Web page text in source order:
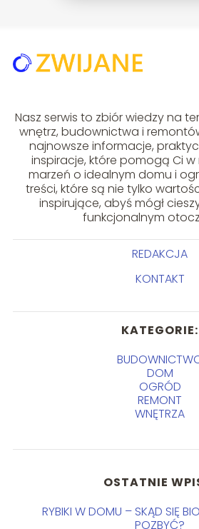
Nasz serwis to zbiór wiedzy na
wnętrz, budownictwa i
najnowsze informacje,
inspiracje, które pomogą Ci w
marzeń o idealnym domu i
treści, które są nie tylko
inspirujące, abyś mógł
funkcjonalnym
REDAKCJA
KONTAKT
KATEGORIE:
DOM
OGRÓD
REMONT
WNĘTRZA
OSTATNIE
RYBIKI W DOMU – SKĄD SIĘ
POZBYĆ?